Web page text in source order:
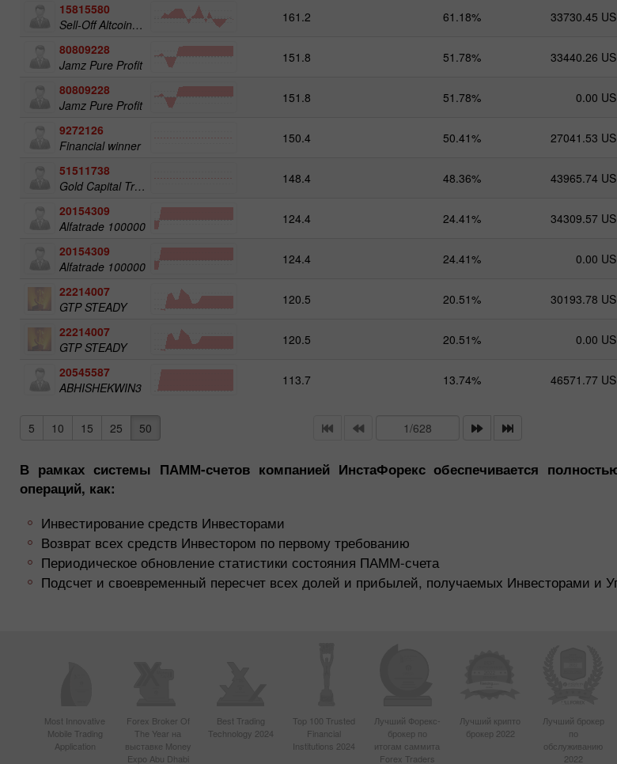
15815580
Sell-Off Altcoins 25
161.2 61.18% 33730.45
80809228
Jamz Pure Profit
151.8 51.78% 33440.26
80809228
Jamz Pure Profit
151.8 51.78% 0.00
9272126
Financial winner
150.4 50.41% 27041.53
51511738
Gold Capital Trade
148.4 48.36% 43965.74
20154309
Alfatrade 100000
124.4 24.41% 34309.57
20154309
Alfatrade 100000
124.4 24.41% 0.00
22214007
GTP STEADY
120.5 20.51% 30193.78
22214007
GTP STEADY
120.5 20.51% 0.00
20545587
ABHISHEKWIN3
113.7 13.74% 46571.77
5 10 15 25 50
В рамках системы ПАММ-счетов компанией ИнстаФорекс обеспечивается
операций, как:
Инвестирование средств Инвесторами
Возврат всех средств Инвестором по первому требованию
Периодическое обновление статистики состояния ПАММ-счета
Подсчет и своевременный пересчет всех долей и прибылей, получаемых Инвесторами и
Most Innovative
Mobile Trading
Application
Forex Broker Of
The Year на
выставке Money
Expo Abu Dhabi
Best Trading
Technology 2024
Top 100 Trusted
Financial
Institutions 2024
Лучший Форекс-
брокер по
итогам саммита
Forex Traders
Лучший крипто
брокер 2022
Лучший брокер
по
обслуживанию
2022